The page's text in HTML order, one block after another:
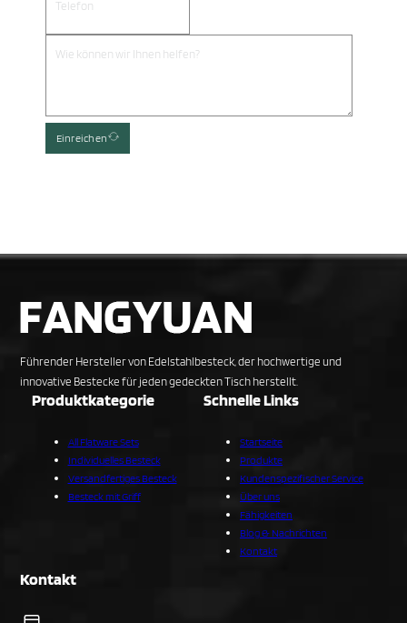
Einreichen
Führender Hersteller von Edelstahlbesteck, der hochwertige und
innovative Bestecke für jeden gedeckten Tisch herstellt.
Produktkategorie
All Flatware Sets
Individuelles Besteck
Versandfertiges Besteck
Besteck mit Griff
Schnelle Links
Startseite
Produkte
Kundenspezifischer Service
Über uns
Fähigkeiten
Blog & Nachrichten
Kontakt
Kontakt